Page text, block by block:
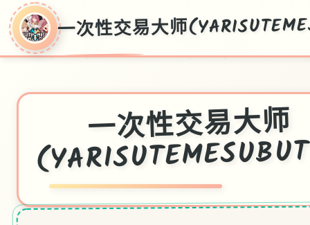
一次性交易大师
一次性交易大师